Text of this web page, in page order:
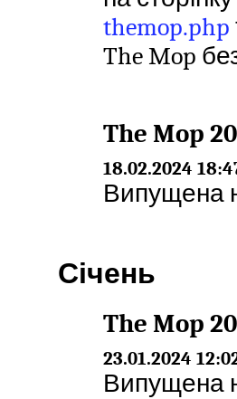
themop.php
The Mop
The Mop
18.02.2024
Випущена
Січень
The Mop
23.01.2024
Випущена